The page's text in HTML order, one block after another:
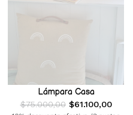
Lámpara Casa
$75.000,00$61.100,00